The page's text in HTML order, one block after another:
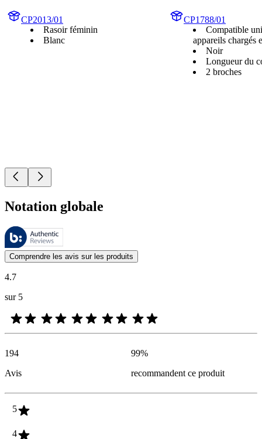
CP2013/01
Rasoir féminin
Blanc
CP1788/01
Compatible
appareils chargés
Noir
Longueur du
2 broches
Notation globale
Ces évaluations sont gérées par Bazaarvoice et sont conformes à la
Les avis des clients exprimés sous forme d'évaluations de produits
Comprendre les avis sur les produits
4.7
sur 5
194
Avis
99%
recommandent ce produit
5
4